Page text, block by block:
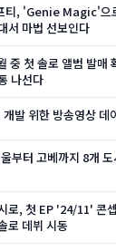
티, 'Genie Magic'으
서 마법 선보인다
중 첫 솔로 앨범 발
나선다
발 위한 방송영상 데
부터 고베까지 8개
로, 첫 EP '24/11' 콘
로 데뷔 시동